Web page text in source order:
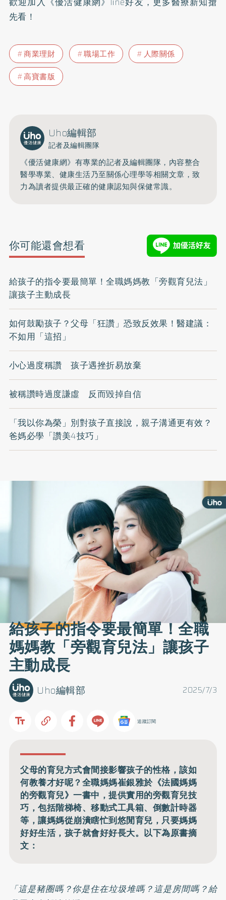
先看！
商業理財 職場工作
人際關係
高寶書版
Uho編輯部
記者及編輯團隊
《優活健康網》有專業的記者及編輯團隊，內容整合
醫學專業、健康生活乃至關係心理學等相關文章，致
力為讀者提供最正確的健康認知與保健常識。
你可能還會想看
給孩子的指令要最簡單！全職媽媽教「旁觀育兒法」
讓孩子主動成長
如何鼓勵孩子？父母「狂讚」恐致反效果！醫建議：
不如用「這招」
小心過度稱讚 孩子遇挫折易放棄
被稱讚時過度謙虛 反而毀掉自信
「我以你為榮」別對孩子直接說，親子溝通更有效？
爸媽必學「讚美4技巧」
給孩子的指令要最簡單！全職
媽媽教「旁觀育兒法」讓孩子
主動成長
2025/7/3
Uho編輯部
追蹤訂閱
父母的育兒方式會間接影響孩子的性格，該如
何教養才好呢？全職媽媽崔銀雅於《法國媽媽
的旁觀育兒》一書中，提供實用的旁觀育兒技
巧，包括階梯椅、移動式工具箱、倒數計時器
等，讓媽媽從崩潰瞎忙到悠閒育兒，只要媽媽
好好生活，孩子就會好好長大。以下為原書摘
文：
「這是豬圈嗎？你是住在垃圾堆嗎？這是房間嗎？給